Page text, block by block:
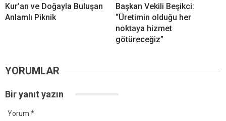
Kur’an ve Doğayla Buluşan
Anlamlı Piknik
Başkan Vekili Beşikci:
“Üretimin olduğu her
noktaya hizmet
götüreceğiz”
YORUMLAR
Bir yanıt yazın
Yorum *